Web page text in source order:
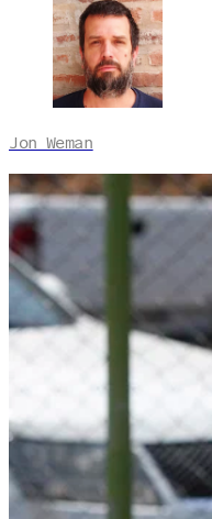
Jon Weman